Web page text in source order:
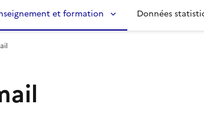
et formation Données